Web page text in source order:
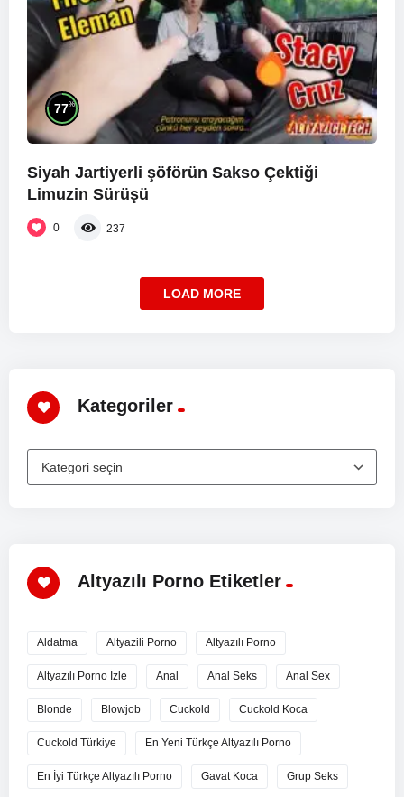
77%
Siyah Jartiyerli şöförün Sakso Çektiği
Limuzin Sürüşü
0 237
LOAD MORE
Kategoriler
Altyazılı Porno Etiketler
Aldatma Altyazili Porno Altyazılı Porno
Altyazılı Porno İzle Anal Anal Seks Anal Sex
Blonde Blowjob Cuckold Cuckold Koca
Cuckold Türkiye En Yeni Türkçe Altyazılı Porno
En İyi Türkçe Altyazılı Porno Gavat Koca Grup Seks